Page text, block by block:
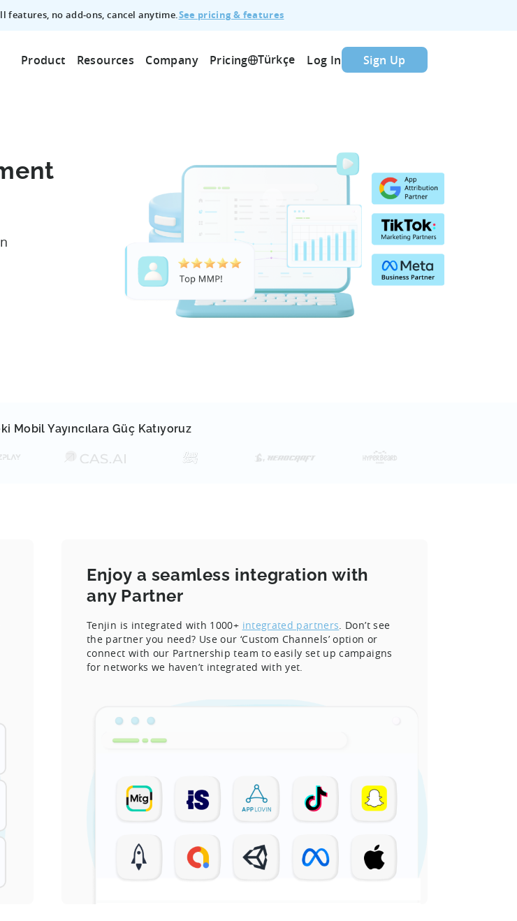
features, no add‑ons, cancel anytime.See pricing & features
Product Resources Company Pricing Türkçe Log In Sign Up
Mobil Yayıncılara Güç Katıyoruz
Enjoy a seamless integration with
any Partner
Tenjin is integrated with 1000+ integrated partners . Don’t see
the partner you need? Use our ‘Custom Channels’ option or
connect with our Partnership team to easily set up campaigns
for networks we haven’t integrated with yet.